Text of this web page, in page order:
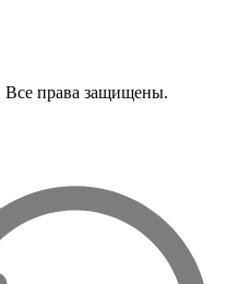
права защищены.